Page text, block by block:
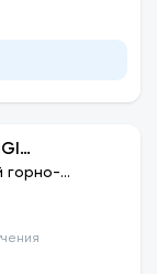
горно-